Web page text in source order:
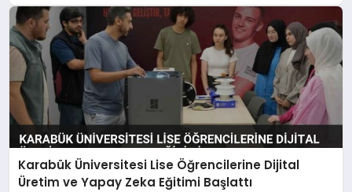
Karabük Üniversitesi Lise Öğrencilerine Dijital
Üretim ve Yapay Zeka Eğitimi Başlattı